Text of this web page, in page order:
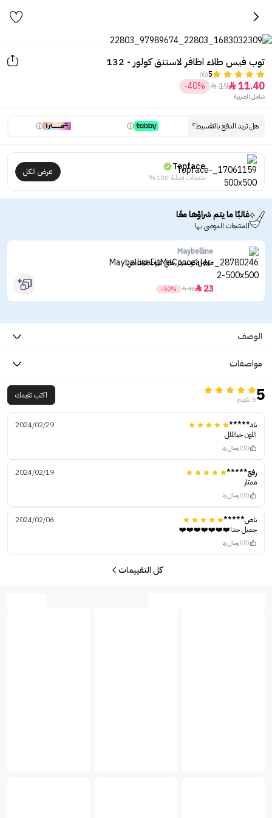
توب فيس طلاء اظافر لاستنق كولور - 132
5
(6)
11.40

19

-40%
شامل الضريبة
هل تريد الدفع بالتقسيط؟
Topface
منتجات أصلية 100%
عرض الكل
غالبًا ما يتم شراؤها معًا
المنتجات الموصى بها
Maybelline
ميبلين كونسيلر خافي عيوب فيت مي
23

46

-50%
الوصف
مواصفات
56 تقييم اكتب تقيمك
ناد*****
2024/02/29
اللون خيالللل
(0) ارسال رد
رفع*****
2024/02/19
ممتاز
(0) ارسال رد
ناص*****
2024/02/06
جميل جدا❤️❤️❤️❤️❤️❤️❤️
(0) ارسال رد
كل التقييمات